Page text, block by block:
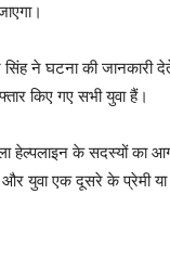
ने घटना की जानकारी
किए गए सभी युवा हैं।
हेल्पलाइन के सदस्यों का
युवा एक दूसरे के प्रेमी या